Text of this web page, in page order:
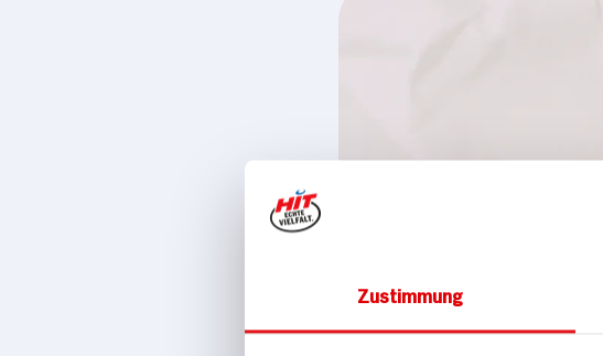
Zustimmung